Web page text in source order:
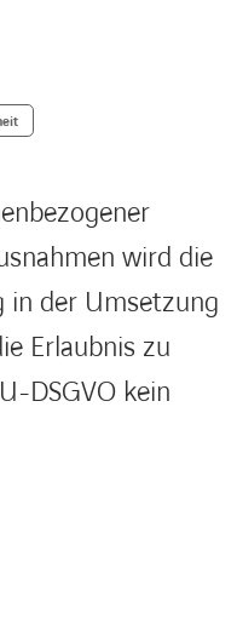
wird die
in der Umsetzung
Erlaubnis zu
DSGVO kein